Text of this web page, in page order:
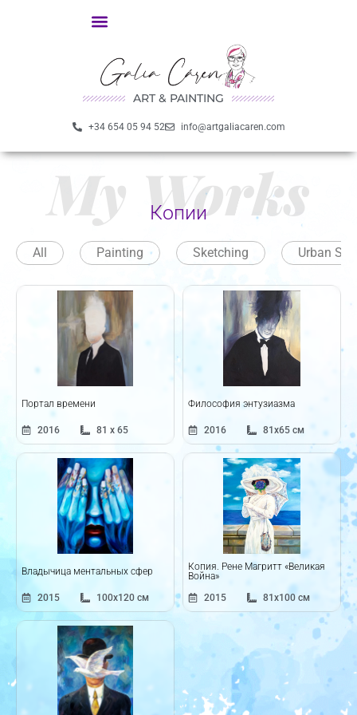
ART & PAINTING
+34 654 05 94 52 info@artgaliacaren.com
My Works
Копии
All Painting Sketching Urban
Портал времени
2016 81 x 65
Философия энтузиазма
2016 81x65 см
Владычица ментальных сфер
2015 100x120 см
Копия. Рене Магритт «Великая
Война»
2015
81x100 см